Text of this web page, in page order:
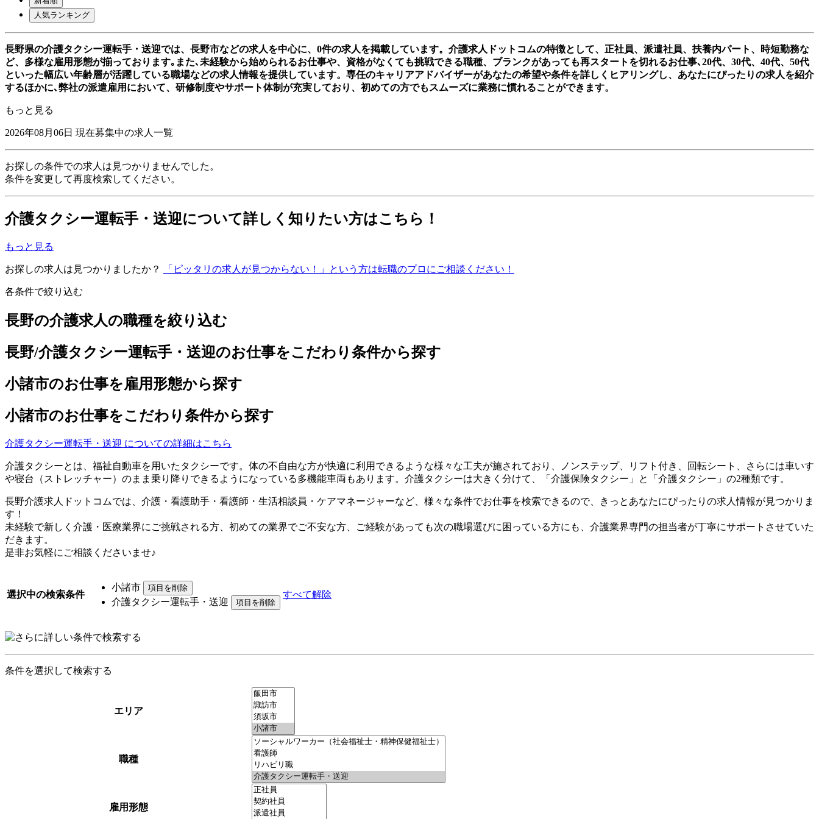
人気ランキング
長野県の介護タクシー運転手・送迎では、長野市などの求人を中心に、0件の求人を掲載しています。介護求人ドットコムの特徴として、正社員、派遣社員、扶養内パート、時短勤務な
ど、多様な雇用形態が揃っております｡また､未経験から始められるお仕事や、資格がなくても挑戦できる職種、ブランクがあっても再スタートを切れるお仕事､20代、30代、40代、50代
といった幅広い年齢層が活躍している職場などの求人情報を提供しています。専任のキャリアアドバイザーがあなたの希望や条件を詳しくヒアリングし、あなたにぴったりの求人を紹介
するほかに､弊社の派遣雇用において、研修制度やサポート体制が充実しており、初めての方でもスムーズに業務に慣れることができます。
もっと見る
2026年08月06日 現在募集中の求人一覧
お探しの条件での求人は見つかりませんでした。
条件を変更して再度検索してください。
介護タクシー運転手・送迎について詳しく知りたい方はこちら！
もっと見る
お探しの求人は見つかりましたか？ 「ピッタリの求人が見つからない！」という方は転職のプロにご相談ください！
各条件で絞り込む
長野の介護求人の職種を絞り込む
長野/介護タクシー運転手・送迎のお仕事をこだわり条件から探す
小諸市のお仕事を雇用形態から探す
小諸市のお仕事をこだわり条件から探す
介護タクシー運転手・送迎 についての詳細はこちら
介護タクシーとは、福祉自動車を用いたタクシーです。体の不自由な方が快適に利用できるような様々な工夫が施されており、ノンステップ、リフト付き、回転シート、さらには車いす
や寝台（ストレッチャー）のまま乗り降りできるようになっている多機能車両もあります。介護タクシーは大きく分けて、「介護保険タクシー」と「介護タクシー」の2種類です。
長野介護求人ドットコムでは、介護・看護助手・看護師・生活相談員・ケアマネージャーなど、様々な条件でお仕事を検索できるので、きっとあなたにぴったりの求人情報が見つかりま
す！
未経験で新しく介護・医療業界にご挑戦される方、初めての業界でご不安な方、ご経験があっても次の職場選びに困っている方にも、介護業界専門の担当者が丁寧にサポートさせていた
だきます。
是非お気軽にご相談くださいませ♪
選択中の検索条件
小諸市
介護タクシー運転手・送迎
すべて解除
条件を選択して検索する
エリア
職種
雇用形態